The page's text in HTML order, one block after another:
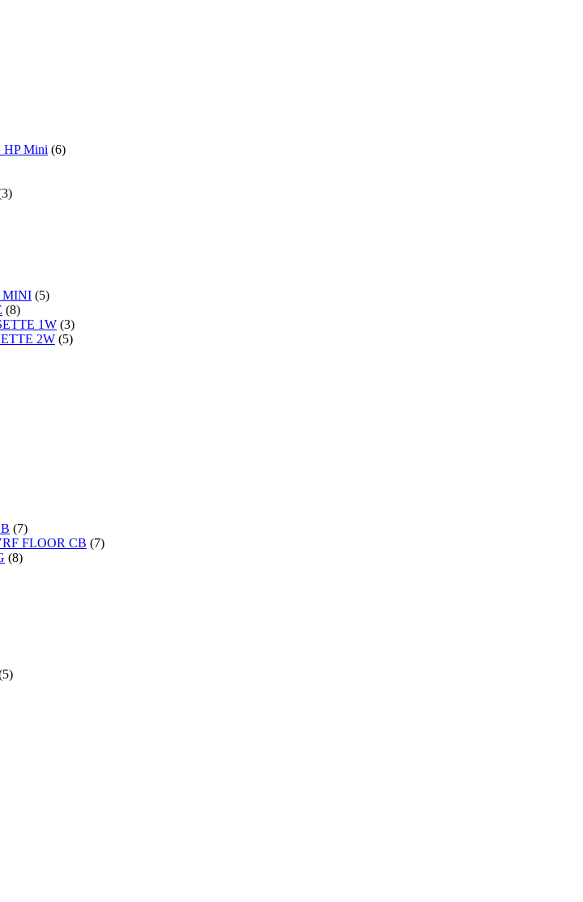
HP Mini (6)
MINI (5)
(8)
1W (3)
2W (5)
(7)
FLOOR CB (7)
(8)